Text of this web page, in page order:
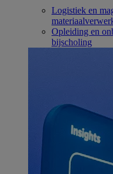
Logistiek en
Opleiding en
bijscholing